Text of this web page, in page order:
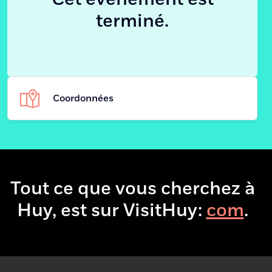
terminé.
Coordonnées
4500 - Huy
+32 496 90
Tout ce que vous cherchez à
Huy, est sur VisitHuy:.